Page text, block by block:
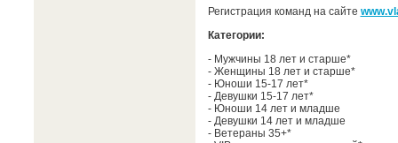
Регистрация команд на сайте
Категории:
- Мужчины 18 лет и старше*
- Женщины 18 лет и старше*
- Юноши 15-17 лет*
- Девушки 15-17 лет*
- Юноши 14 лет и младше
- Девушки 14 лет и младше
- Ветераны 35+*